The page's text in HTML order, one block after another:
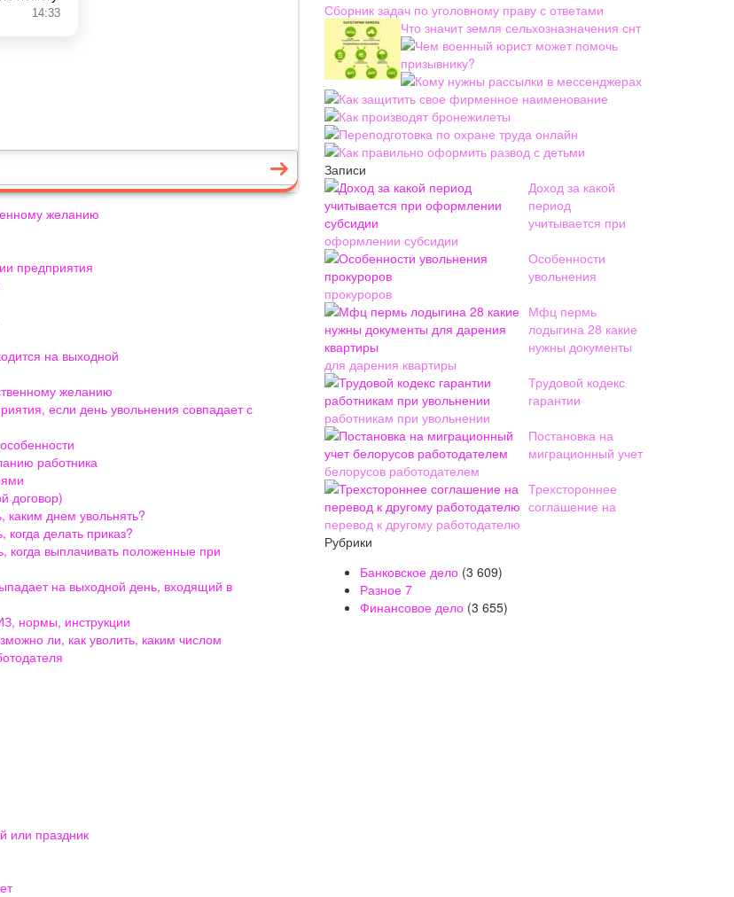
желанию
предприятия
на выходной
желанию
если день увольнения совпадает с
работника
договор)
каким днем увольнять?
делать приказ?
когда выплачивать положенные при
на выходной день, входящий в
нормы, инструкции
ли, как уволить, каким числом
или праздник
Сборник задач по уголовному праву с ответами
Что значит земля сельхозназначения снт
Чем военный юрист может помочь
призывнику?
Кому нужны рассылки в мессенджерах
Как защитить свое фирменное наименование
Как производят бронежилеты
Переподготовка по охране труда онлайн
Как правильно оформить развод с детьми
Записи
Доход за какой
период
учитывается при
оформлении субсидии
Особенности
увольнения
прокуроров
Мфц пермь
лодыгина 28 какие
нужны документы
для дарения квартиры
Трудовой кодекс
гарантии
работникам при увольнении
Постановка на
миграционный учет
белорусов работодателем
Трехстороннее
соглашение на
перевод к другому работодателю
Рубрики
Банковское дело (3 609)
Разное 7
Финансовое дело (3 655)